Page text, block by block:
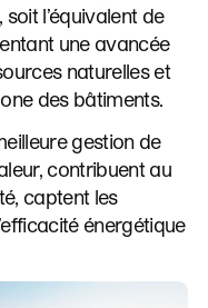
l’équivalent de
une avancée
naturelles et
des bâtiments.
gestion de
contribuent au
captent les
énergétique